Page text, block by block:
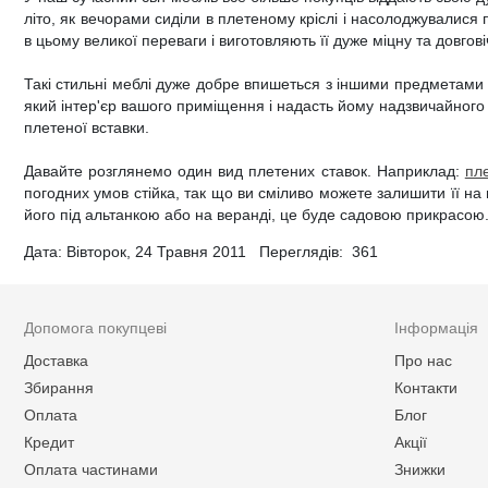
літо, як вечорами сиділи в плетеному кріслі і
в цьому великої переваги і виготовляють її дуже міцну та
Такі стильні меблі дуже добре впишеться з іншими
який інтер'єр вашого приміщення і надасть йому
плетеної вставки.
Давайте розглянемо один вид плетених ставок. Наприклад:
погодних умов стійка, так що ви сміливо можете залишити її
його під альтанкою або на веранді, це буде садовою
Дата: Вівторок, 24 Травня 2011 Переглядів: 361
Допомога покупцеві
Доставка
Збирання
Оплата
Кредит
Оплата частинами
Інформація
Про нас
Контакти
Блог
Акції
Знижки
Дитячі крісла та стільці
Дитячі матраци
Високоглянцеві тумби для ванної кімнати
Класичні тумби у ванну
Душові піддони
Аксесуари для ванної та туалету
Тумби офісні під техніку